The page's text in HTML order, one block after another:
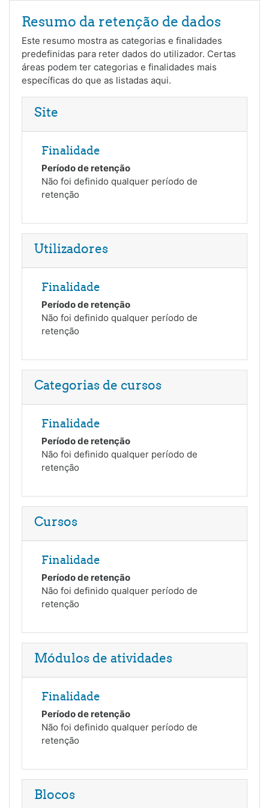
Resumo da retenção de dados
Este resumo mostra as categorias e finalidades
predefinidas para reter dados do utilizador. Certas
áreas podem ter categorias e finalidades mais
específicas do que as listadas aqui.
Site
Finalidade
Período de retenção
Não foi definido qualquer período de
retenção
Utilizadores
Finalidade
Período de retenção
Não foi definido qualquer período de
retenção
Categorias de cursos
Finalidade
Período de retenção
Não foi definido qualquer período de
retenção
Cursos
Finalidade
Período de retenção
Não foi definido qualquer período de
retenção
Módulos de atividades
Finalidade
Período de retenção
Não foi definido qualquer período de
retenção
Blocos